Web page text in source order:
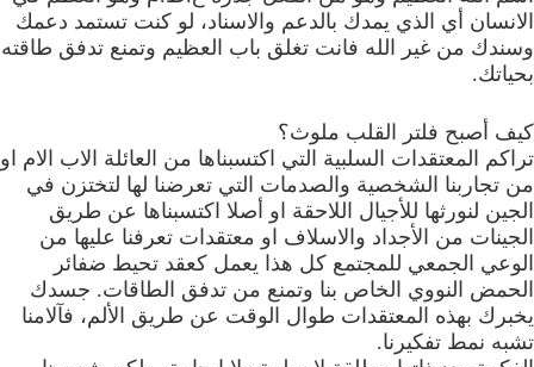
الانسان أي الذي يمدك بالدعم والاسناد، لو كنت تستمد دعمك
وسندك من غير الله فانت تغلق باب العظيم وتمنع تدفق طاقته
بحياتك.
كيف أصبح فلتر القلب ملوث؟
تراكم المعتقدات السلبية التي اكتسبناها من العائلة الاب الام او
من تجاربنا الشخصية والصدمات التي تعرضنا لها لتختزن في
الجين لنورثها للأجيال اللاحقة او أصلا اكتسبناها عن طريق
الجينات من الأجداد والاسلاف او معتقدات تعرفنا عليها من
الوعي الجمعي للمجتمع كل هذا يعمل كعقد تحيط ضفائر
الحمض النووي الخاص بنا وتمنع من تدفق الطاقات. جسدك
يخبرك بهذه المعتقدات طوال الوقت عن طريق الألم، فآلامنا
تشبه نمط تفكيرنا.